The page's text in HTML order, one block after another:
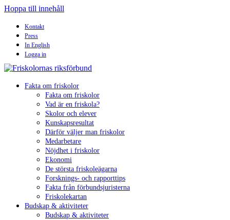
Hoppa till innehåll
Kontakt
Press
In English
Logga in
Fakta om friskolor
Fakta om friskolor
Vad är en friskola?
Skolor och elever
Kunskapsresultat
Därför väljer man friskolor
Medarbetare
Nöjdhet i friskolor
Ekonomi
De största friskoleägarna
Forsknings- och rapporttips
Fakta från förbundsjuristerna
Friskolekartan
Budskap & aktiviteter
Budskap & aktiviteter